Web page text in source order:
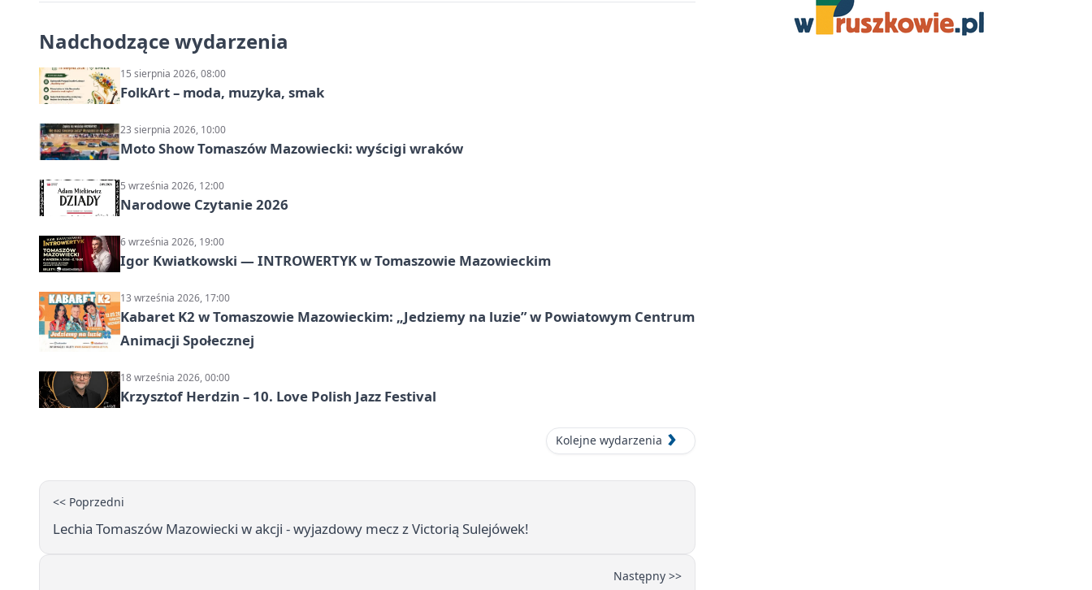
Nadchodzące wydarzenia
15 sierpnia 2026, 08:00
FolkArt – moda, muzyka, smak
23 sierpnia 2026, 10:00
Moto Show Tomaszów Mazowiecki: wyścigi wraków
5 września 2026, 12:00
Narodowe Czytanie 2026
6 września 2026, 19:00
Igor Kwiatkowski — INTROWERTYK w Tomaszowie Mazowieckim
13 września 2026, 17:00
Kabaret K2 w Tomaszowie Mazowieckim: „Jedziemy na luzie” w Powiatowym Centrum
Animacji Społecznej
18 września 2026, 00:00
Krzysztof Herdzin – 10. Love Polish Jazz Festival
Kolejne wydarzenia
<< Poprzedni
Lechia Tomaszów Mazowiecki w akcji - wyjazdowy mecz z Victorią Sulejówek!
Następny >>